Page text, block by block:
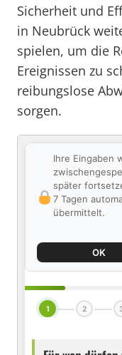
Sicherheit und
in Neubrück
spielen, um die
Ereignissen zu
reibungslose
sorgen.
Ihre Eingaben
später
7 Tagen
übermittelt.
OK
1 2